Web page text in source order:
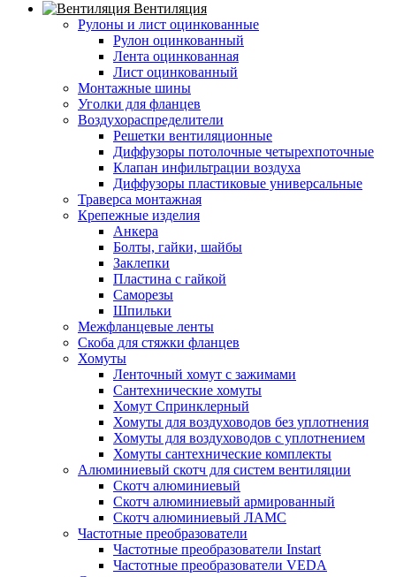
Вентиляция
Рулоны и лист оцинкованные
Рулон оцинкованный
Лента оцинкованная
Лист оцинкованный
Монтажные шины
Уголки для фланцев
Воздухораспределители
Решетки вентиляционные
Диффузоры потолочные четырехпоточные
Клапан инфильтрации воздуха
Диффузоры пластиковые универсальные
Траверса монтажная
Крепежные изделия
Анкера
Болты, гайки, шайбы
Заклепки
Пластина с гайкой
Саморезы
Шпильки
Межфланцевые ленты
Скоба для стяжки фланцев
Хомуты
Ленточный хомут с зажимами
Сантехнические хомуты
Хомут Спринклерный
Хомуты для воздуховодов без уплотнения
Хомуты для воздуховодов с уплотнением
Хомуты сантехнические комплекты
Алюминиевый скотч для систем вентиляции
Скотч алюминиевый
Скотч алюминиевый армированный
Скотч алюминиевый ЛАМС
Частотные преобразователи
Частотные преобразователи Instart
Частотные преобразователи VEDA